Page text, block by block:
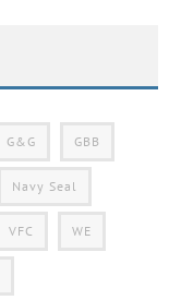
G&G GBB
Navy Seal
VFC WE